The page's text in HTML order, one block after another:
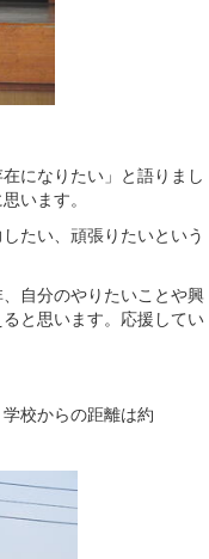
になりたい」と語りまし
います。
たい、頑張りたいという
自分のやりたいことや興
と思います。応援してい
校からの距離は約